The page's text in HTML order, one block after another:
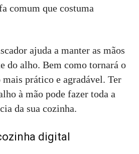
comum que costuma
ajuda a manter as mãos
do alho. Bem como tornará o
mais prático e agradável. Ter
à mão pode fazer toda a
da sua cozinha.
digital